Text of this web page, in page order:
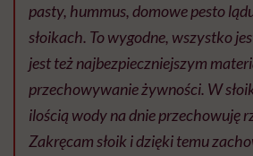
pasty, hummus, domowe pesto
słoikach. To wygodne, wszystko
jest też najbezpieczniejszym
przechowywanie żywności. W
ilością wody na dnie przechowuję
Zakręcam słoik i dzięki temu